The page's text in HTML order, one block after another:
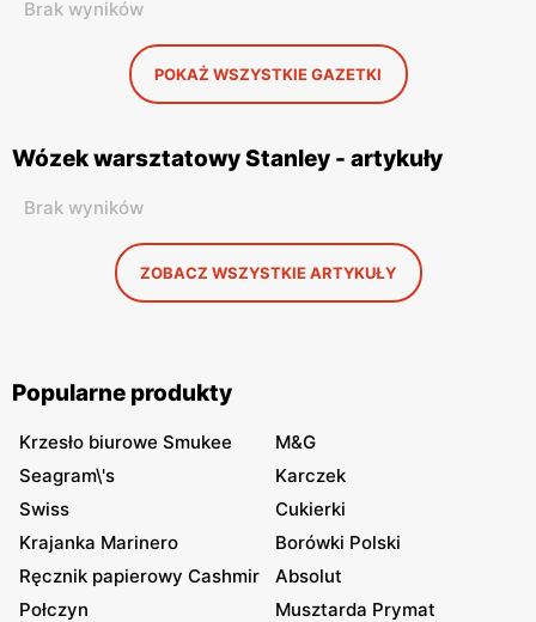
Brak wyników
POKAŻ WSZYSTKIE GAZETKI
Wózek warsztatowy Stanley - artykuły
Brak wyników
ZOBACZ WSZYSTKIE ARTYKUŁY
Popularne produkty
Krzesło biurowe Smukee
M&G
Seagram\'s
Karczek
Swiss
Cukierki
Krajanka Marinero
Borówki Polski
Ręcznik papierowy Cashmir
Absolut
Połczyn
Musztarda Prymat